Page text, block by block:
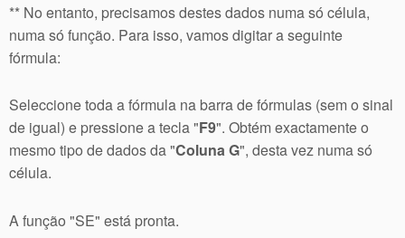
** No entanto, precisamos destes dados numa só célula,
numa só função. Para isso, vamos digitar a seguinte
fórmula:
Seleccione toda a fórmula na barra de fórmulas (sem o sinal
de igual) e pressione a tecla "F9". Obtém exactamente o
mesmo tipo de dados da "Coluna G", desta vez numa só
célula.
A função "SE" está pronta.